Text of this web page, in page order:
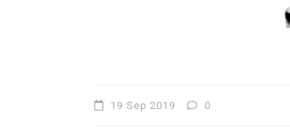
19 Sep 2019 0